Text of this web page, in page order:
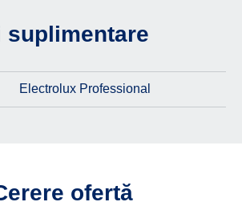
suplimentare
Electrolux Professional
ofertă